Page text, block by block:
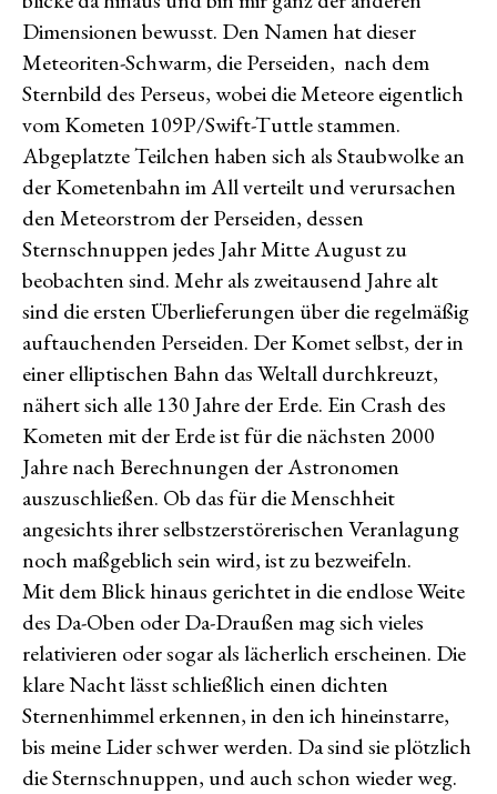
Dimensionen bewusst. Den Namen hat dieser
Meteoriten-Schwarm, die Perseiden, nach dem
Sternbild des Perseus, wobei die Meteore eigentlich
vom Kometen 109P/Swift-Tuttle stammen.
Abgeplatzte Teilchen haben sich als Staubwolke an
der Kometenbahn im All verteilt und verursachen
den Meteorstrom der Perseiden, dessen
Sternschnuppen jedes Jahr Mitte August zu
beobachten sind.Mehr als zweitausend Jahre alt
sind die ersten Überlieferungen über die regelmäßig
auftauchenden Perseiden. Der Komet selbst, der in
einer elliptischen Bahn das Weltall durchkreuzt,
nähert sich alle 130 Jahre der Erde. Ein Crash des
Kometen mit der Erde ist für die nächsten 2000
Jahre nach Berechnungen der Astronomen
auszuschließen. Ob das für die Menschheit
angesichts ihrer selbstzerstörerischen Veranlagung
noch maßgeblich sein wird, ist zu bezweifeln.
Mit dem Blick hinaus gerichtet in die endlose Weite
des Da-Oben oder Da-Draußen mag sich vieles
relativieren oder sogar als lächerlich erscheinen. Die
klare Nacht lässt schließlich einen dichten
Sternenhimmel erkennen, in den ich hineinstarre,
bis meine Lider schwer werden. Da sind sie plötzlich
die Sternschnuppen, und auch schon wieder weg.